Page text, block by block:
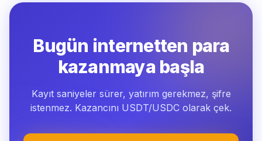
Bugün internetten para
kazanmaya başla
Kayıt saniyeler sürer, yatırım gerekmez, şifre
istenmez. Kazancını USDT/USDC olarak çek.